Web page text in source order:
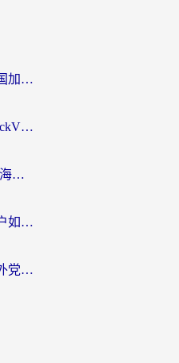
美国看世界杯总卡？这篇回国加速器指南帮你无缝刷国内资源（附苹果手机VPN设置步骤）
穿梭VPN好用吗？和FlashBackVPN对比哪个回国效果更好？
Quickback和小黑牛哪个好？海外党亲测指南，选对回国加速器秒回国内
迅游和银河好用吗？海外用户如何选择回国加速器实现无缝访问国内资源
穿梭和奇游手游好用吗？海外党亲测3款回国加速器，附蜜蜂加速器七天试用攻略